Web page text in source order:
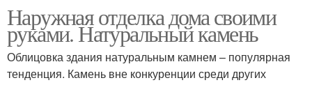
Наружная отделка дома своими
руками. Натуральный камень
Облицовка здания натуральным камнем – популярная
тенденция. Камень вне конкуренции среди других